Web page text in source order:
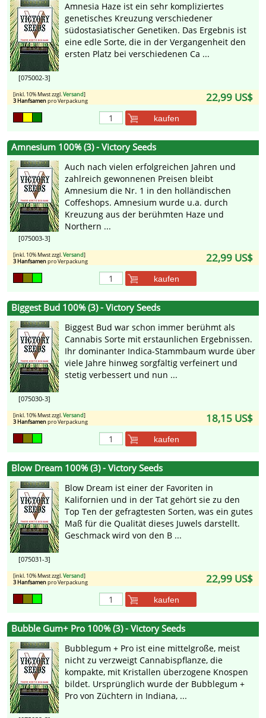
[075002-3]
Amnesia Haze ist ein sehr kompliziertes
genetisches Kreuzung verschiedener
südostasiatischer Genetiken. Das Ergebnis ist
eine edle Sorte, die in der Vergangenheit den
ersten Platz bei verschiedenen Ca ...
22,99 US$
[inkl. 10% Mwst zzgl.Versand]
3 Hanfsamenpro Verpackung
kaufen
Amnesium 100% (3) - Victory Seeds
[075003-3]
Auch nach vielen erfolgreichen Jahren und
zahlreich gewonnenen Preisen bleibt
Amnesium die Nr. 1 in den holländischen
Coffeshops. Amnesium wurde u.a. durch
Kreuzung aus der berühmten Haze und
Northern ...
22,99 US$
[inkl. 10% Mwst zzgl.Versand]
3 Hanfsamenpro Verpackung
kaufen
Biggest Bud 100% (3) - Victory Seeds
[075030-3]
Biggest Bud war schon immer berühmt als
Cannabis Sorte mit erstaunlichen Ergebnissen.
Ihr dominanter Indica-Stammbaum wurde über
viele Jahre hinweg sorgfältig verfeinert und
stetig verbessert und nun ...
18,15 US$
[inkl. 10% Mwst zzgl.Versand]
3 Hanfsamenpro Verpackung
kaufen
Blow Dream 100% (3) - Victory Seeds
[075031-3]
Blow Dream ist einer der Favoriten in
Kalifornien und in der Tat gehört sie zu den
Top Ten der gefragtesten Sorten, was ein gutes
Maß für die Qualität dieses Juwels darstellt.
Geschmack wird von den B ...
22,99 US$
[inkl. 10% Mwst zzgl.Versand]
3 Hanfsamenpro Verpackung
kaufen
Bubble Gum+ Pro 100% (3) - Victory Seeds
Bubblegum + Pro ist eine mittelgroße, meist
nicht zu verzweigt Cannabispflanze, die
kompakte, mit Kristallen überzogene Knospen
bildet. Ursprünglich wurde der Bubblegum +
Pro von Züchtern in Indiana, ...